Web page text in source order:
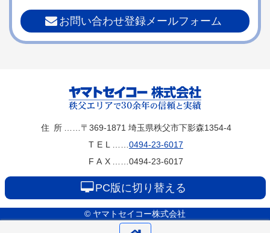
へ
お問い合わせ登録メールフォーム
ヤマトセイコー
株式会社
住所……〒369-1871 埼玉県秩父市下影森1354-4
TEL……0494-23-6017
FAX……0494-23-6017
PC版に切り替える
© ヤマトセイコー株式会社